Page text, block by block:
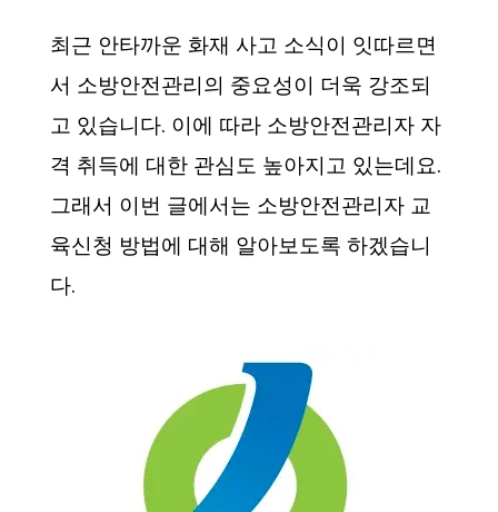
최근 안타까운 화재 사고 소식이 잇따르면
서 소방안전관리의 중요성이 더욱 강조되
고 있습니다. 이에 따라 소방안전관리자 자
격 취득에 대한 관심도 높아지고 있는데요.
그래서 이번 글에서는 소방안전관리자 교
육신청 방법에 대해 알아보도록 하겠습니
다.